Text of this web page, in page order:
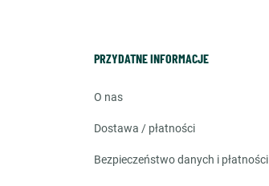
PRZYDATNE INFORMACJE
o nas
dostawa / płatności
bezpieczeństwo danych i płatności